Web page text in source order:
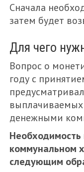
Сначала
затем будет
Для чего
Вопрос о
году с
денежными
коммунальном
следующим